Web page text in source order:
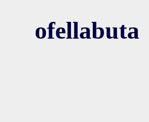
ofellabuta